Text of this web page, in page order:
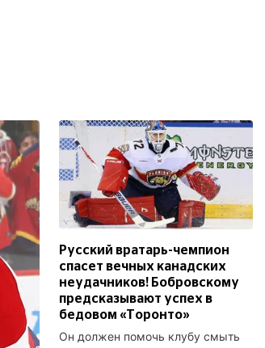
Русский вратарь-чемпион
спасет вечных канадских
неудачников! Бобровскому
предсказывают успех в
бедовом «Торонто»
Он должен помочь клубу смыть